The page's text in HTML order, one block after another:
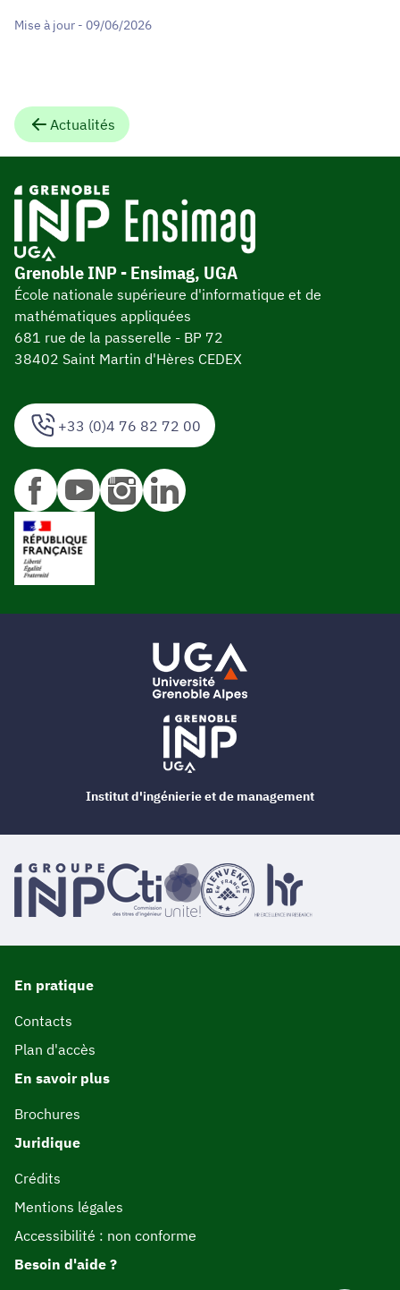
Mise à jour - 09/06/2026
Actualités
+33 (0)4 76 82 72 00
Grenoble INP - Ensimag, UGA
École nationale supérieure d'informatique et de
mathématiques appliquées
681 rue de la passerelle - BP 72
38402 Saint Martin d'Hères CEDEX
En pratique
Contacts
Plan d'accès
En savoir plus
Brochures
Juridique
Crédits
Mentions légales
Accessibilité : non conforme
Besoin d'aide ?
Institut d'ingénierie et de management